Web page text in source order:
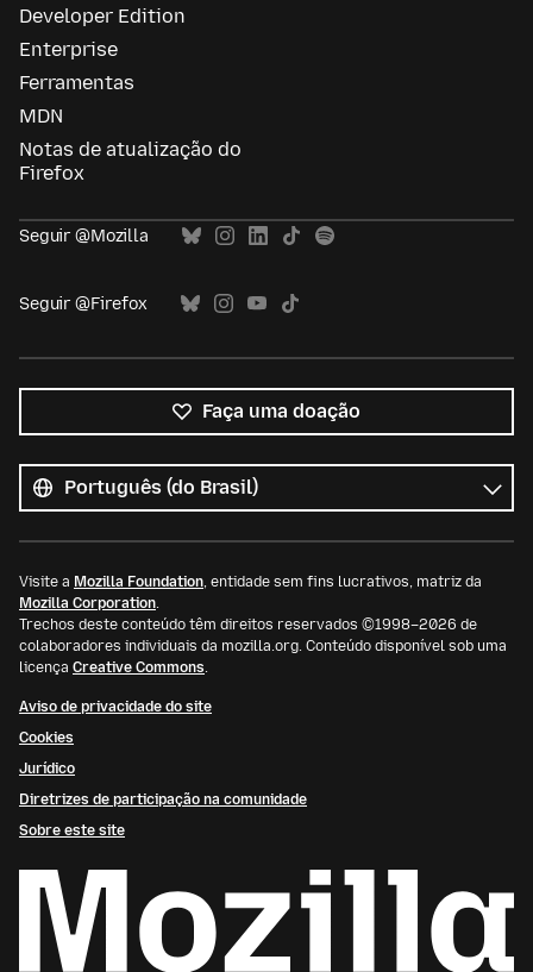
Developer Edition
Enterprise
Ferramentas
MDN
Notas de atualização do
Firefox
Seguir @Mozilla
Seguir @Firefox
Faça uma doação
os
idiomas
Idioma
Visite a Mozilla Foundation, entidade sem fins lucrativos, matriz da
Mozilla Corporation.
Trechos deste conteúdo têm direitos reservados ©1998–2026 de
colaboradores individuais da mozilla.org. Conteúdo disponível sob uma
licença Creative Commons.
Aviso de privacidade do site
Cookies
Jurídico
Diretrizes de participação na comunidade
Sobre este site